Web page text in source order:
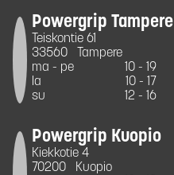
Powergrip Tampere
Teiskontie 61
33560
Tampere
ma - pe
10 - 19
la
10 - 17
su
12 - 16
Powergrip Kuopio
Kiekkotie 4
70200
Kuopio